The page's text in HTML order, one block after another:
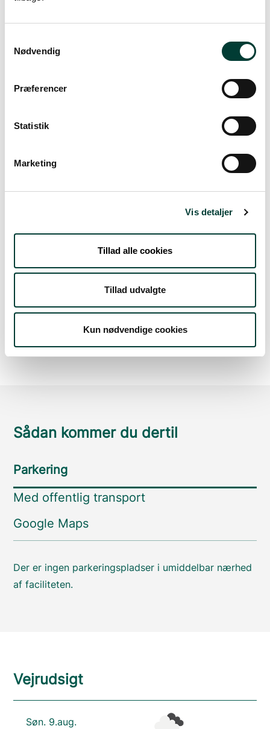
Nødvendig
Præferencer
Statistik
Marketing
Vis detaljer
Tillad alle cookies
Tillad udvalgte
Kun nødvendige cookies
+
Sådan kommer du dertil
Parkering
Med offentlig transport
Google Maps
Der er ingen parkeringspladser i umiddelbar nærhed
af faciliteten.
Vejrudsigt
Søn. 9.aug.